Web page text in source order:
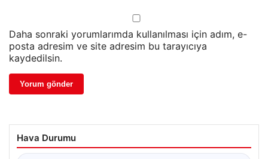
Daha sonraki yorumlarımda kullanılması için adım, e-
posta adresim ve site adresim bu tarayıcıya
kaydedilsin.
Hava Durumu